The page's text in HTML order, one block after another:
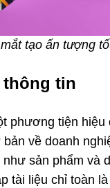
tạo ấn tượng
thông tin
phương tiện hiệu
về doanh
như sản phẩm và
tài liệu chỉ toàn